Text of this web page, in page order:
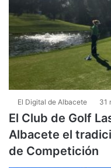
El Digital de Albacete 31
El Club de Golf
Albacete el
de Competición